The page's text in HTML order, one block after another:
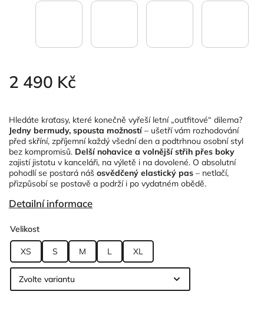
2 490 Kč
Hledáte kraťasy, které konečně vyřeší letní „outfitové“ dilema?
Jedny bermudy, spousta možností– ušetří vám rozhodování
před skříní, zpříjemní každý všední den a podtrhnou osobní styl
bez kompromisů. Delší nohavice a volnější střih přes boky
zajistí jistotu v kanceláři, na výletě i na dovolené. O absolutní
pohodlí se postará náš osvědčený elastický pas – netlačí,
přizpůsobí se postavě a podrží i po vydatném obědě.
Detailní informace
Velikost
XS S M L XL